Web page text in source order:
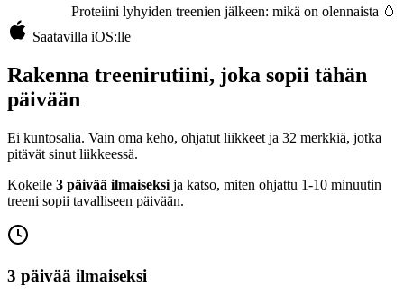
Proteiini lyhyiden treenien jälkeen: mikä on olennaista 🥚
Saatavilla iOS:lle
Rakenna treenirutiini, joka sopii tähän
päivään
Ei kuntosalia. Vain oma keho, ohjatut liikkeet ja 32 merkkiä, jotka
pitävät sinut liikkeessä.
Kokeile 3 päivää ilmaiseksi ja katso, miten ohjattu 1-10 minuutin
treeni sopii tavalliseen päivään.
3 päivää ilmaiseksi